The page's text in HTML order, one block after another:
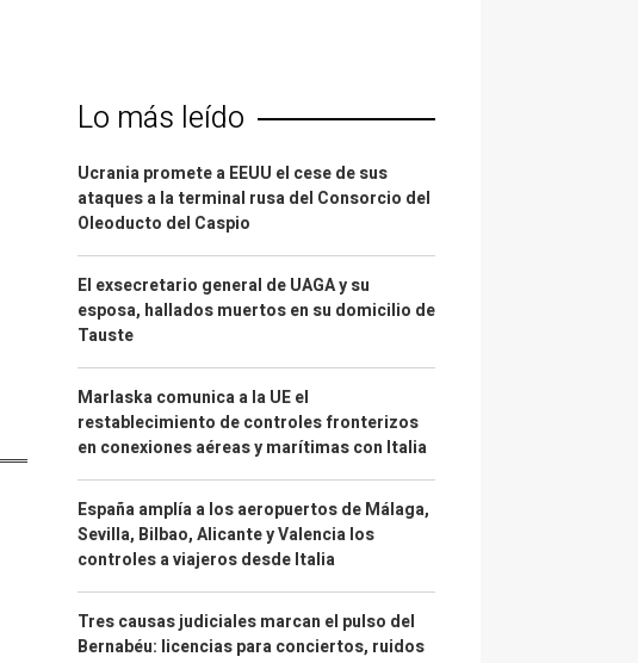
Lo más leído
Ucrania promete a EEUU el cese de sus
ataques a la terminal rusa del Consorcio del
Oleoducto del Caspio
El exsecretario general de UAGA y su
esposa, hallados muertos en su domicilio de
Tauste
Marlaska comunica a la UE el
restablecimiento de controles fronterizos
en conexiones aéreas y marítimas con Italia
España amplía a los aeropuertos de Málaga,
Sevilla, Bilbao, Alicante y Valencia los
controles a viajeros desde Italia
Tres causas judiciales marcan el pulso del
Bernabéu: licencias para conciertos, ruidos